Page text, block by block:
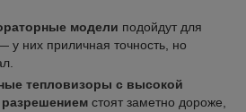
модели подойдут для
у них приличная точность, но
тепловизоры с высокой
стоят заметно дороже,